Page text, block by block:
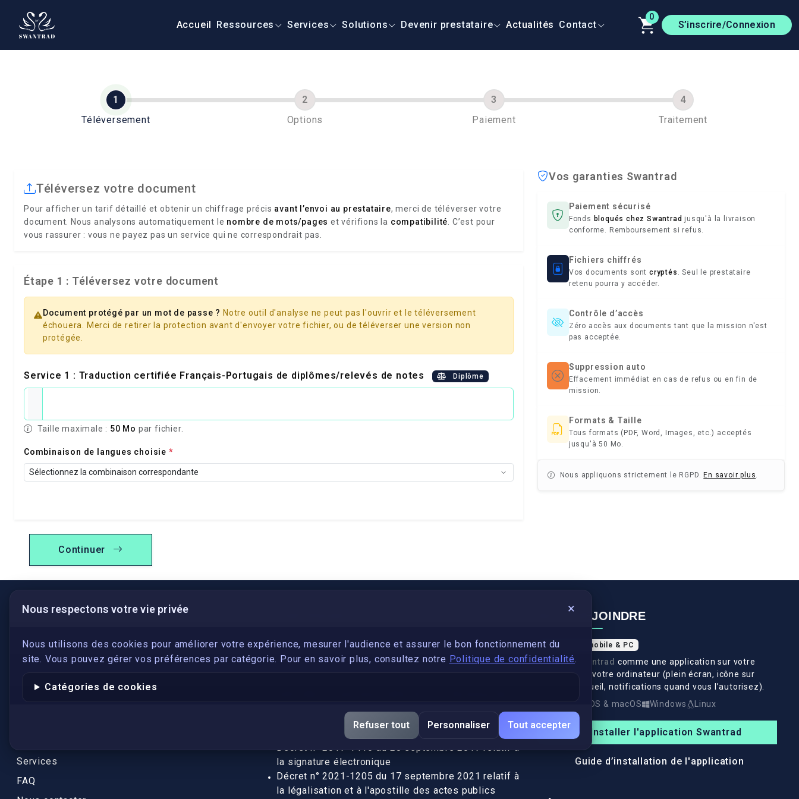
Accueil Ressources Services Solutions Devenir prestataire Actualités Contact
0
S’inscrire/Connexion
Téléversement Options Paiement Traitement
Téléversez votre document
Pour afficher un tarif détaillé et obtenir un chiffrage précis avant l’envoi au prestataire, merci de téléverser votre
document. Nous analysons automatiquement le nombre de mots/pages et vérifions la compatibilité . C’est pour
vous rassurer : vous ne payez pas un service qui ne correspondrait pas.
Étape 1 : Téléversez votre document
Document protégé par un mot de passe ? Notre outil d'analyse ne peut pas l'ouvrir et le téléversement
échouera. Merci de retirer la protection avant d'envoyer votre fichier, ou de téléverser une version non
protégée.
Service 1 : Traduction certifiée Français-Portugais de diplômes/relevés de notes Diplôme
Taille maximale : 50 Mo par fichier.
Combinaison de langues choisie *
Continuer
Vos garanties Swantrad
Paiement sécurisé
Fonds bloqués chez Swantrad jusqu'à la livraison
conforme. Remboursement si refus.
Fichiers chiffrés
Vos documents sontcryptés . Seul le prestataire
retenu pourra y accéder.
Contrôle d’accès
Zéro accès aux documents tant que la mission n'est
pas acceptée.
Suppression auto
Effacement immédiat en cas de refus ou en fin de
mission.
Formats & Taille
Tous formats (PDF, Word, Images, etc.) acceptés
jusqu'à 50 Mo.
Nous appliquons strictement le RGPD. En savoir plus.
Nous respectons votre vie privée ×
Nous utilisons des cookies pour améliorer votre expérience, mesurer l'audience et assurer le bon fonctionnement du
site. Vous pouvez gérer vos préférences par catégorie. Pour en savoir plus, consultez notre Politique de confidentialité.
Catégories de cookies
Refuser tout Personnaliser Tout accepter
LIENS UTILES
S'inscrire
Qui sommes-nous ?
Conformité
Services
FAQ
Devenez développeur avec IronSkill Academy
Gubernatis immobilier
Apostille et légalisation, fin de l'obligation entre les
pays de l’UE (Règlement 2016/1191)
Décret n° 2017-1416 du 28 septembre 2017 relatif à
la signature électronique
Décret n° 2021-1205 du 17 septembre 2021 relatif à
la légalisation et à l'apostille des actes publics
NOUS REJOINDRE
Application mobile & PC
InstallezSwantrad comme une application sur votre
téléphone et votre ordinateur (plein écran, icône sur
l’écran d’accueil, notifications quand vous l’autorisez).
iOS & macOS Windows Linux
Installer l'application Swantrad
Guide d’installation de l'application